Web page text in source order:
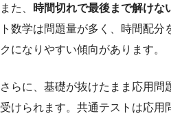
また、 時間切れで最後まで解けな
ト数学は問題量が多く、時間配
クになりやすい傾向があります。
さらに、基礎が抜けたまま応用問
受けられます。共通テストは応用